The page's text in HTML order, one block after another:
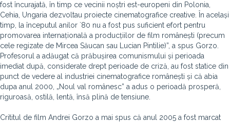
fost încurajată, în timp ce vecinii noștri est-europeni din Polonia,
Cehia, Ungaria dezvoltau proiecte cinematografice creative. În același
timp, la începutul anilor `80 nu a fost pus suficient efort pentru
promovarea internațională a producțiilor de film românești (precum
cele regizate de Mircea Săucan sau Lucian Pintilie)”, a spus Gorzo.
Profesorul a adăugat că prăbușirea comunismului și perioada
imediat după, considerate drept perioade de criză, au fost statice din
punct de vedere al industriei cinematografice românești și că abia
dupa anul 2000, „Noul val românesc” a adus o perioadă prosperă,
riguroasă, ostilă, lentă, însă plină de tensiune.
Crititul de film Andrei Gorzo a mai spus că anul 2005 a fost marcat